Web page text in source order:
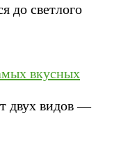
до светлого
вкусных
двух видов —